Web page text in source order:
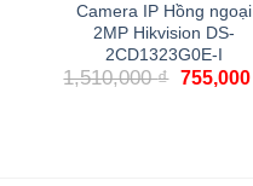
Camera IP Hồng ngoại
2MP Hikvision DS-
2CD1323G0E-I
1,510,000₫ 755,000